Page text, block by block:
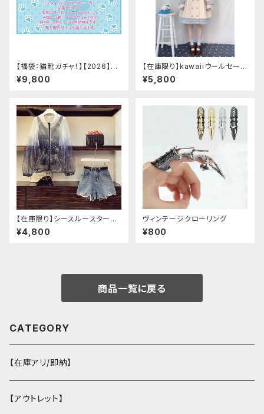
【福袋：猫靴ガチャ！】【2026】Mi
lky Rag 福袋
¥9,800
【在庫限り】kawaiiウールセーラ
ージャケット(胸元リボン付き) M
サイズ
¥5,800
【在庫限り】シースルースターリ
ージャケットデニムパンツセット
アップ
¥4,800
ヴィンテージクローリング
¥800
商品一覧に戻る
CATEGORY
【在庫アリ/即納】
【アウトレット】